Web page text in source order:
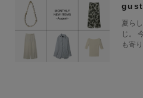
夏ら
じ。
も寄